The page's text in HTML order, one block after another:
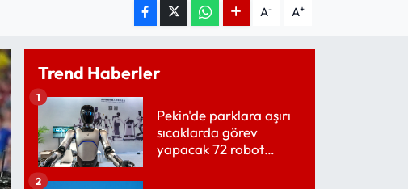
A- A+
Trend Haberler
Pekin'de parklara aşırı
sıcaklarda görev
yapacak 72 robot
1
2